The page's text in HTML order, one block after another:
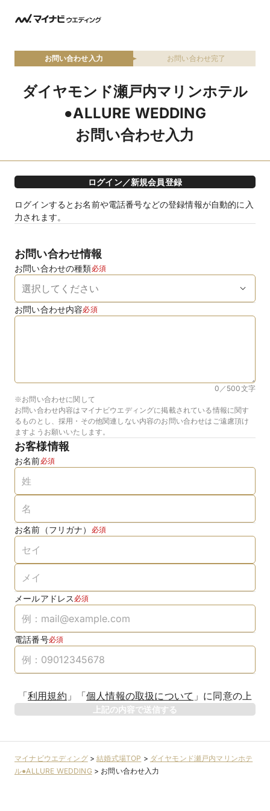
お問い合わせ入力 お問い合わせ完了
ダイヤモンド瀬戸内マリンホテル
●ALLURE WEDDING
お問い合わせ入力
ログイン／新規会員登録
ログインするとお名前や電話番号などの登録情報が自動的に入
力されます。
お問い合わせ情報
お問い合わせの種類必須
お問い合わせ内容必須
0／500文字
※お問い合わせに関して
お問い合わせ内容はマイナビウエディングに掲載されている情報に関す
るものとし、採用・その他関連しない内容のお問い合わせはご遠慮頂け
ますようお願いいたします。
お客様情報
お名前必須
お名前（フリガナ） 必須
メールアドレス 必須
電話番号必須
「利用規約 」 「個人情報の取扱について 」 に同意の上
上記の内容で送信する
マイナビウエディング>結婚式場TOP > ダイヤモンド瀬戸内マリンホテ
ル●ALLURE WEDDING> お問い合わせ入力